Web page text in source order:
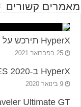
מאמרים קשורים
HyperX תירכש על ידי HP בכ-425 מיליון דולר
25 בפברואר 2021
HyperX ב-CES 2020 – כל מה שחדש
9 בינואר 2020